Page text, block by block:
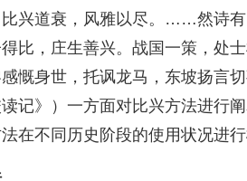
兴道衰，风雅以尽。……然诗有
比，庄生善兴。战国一策，处
慨身世，托讽龙马，东坡扬言
记》）一方面对比兴方法进行
在不同历史阶段的使用状况进行